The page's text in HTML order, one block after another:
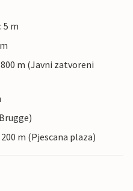
5 m
m (Javni zatvoreni
m (Pjescana plaza)